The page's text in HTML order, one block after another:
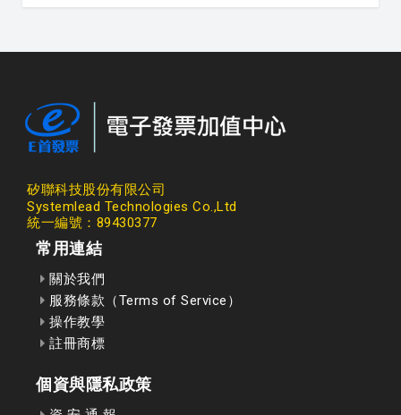
矽聯科技股份有限公司
Systemlead Technologies Co.,Ltd
統一編號：89430377
常用連結
關於我們
服務條款（Terms of Service）
操作教學
註冊商標
個資與隱私政策